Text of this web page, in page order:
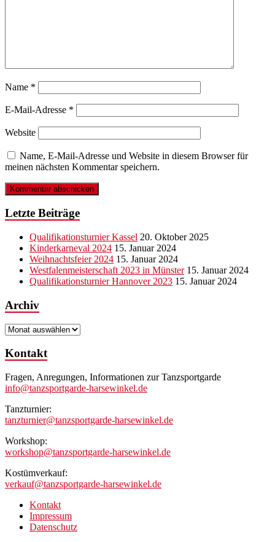
Name *
E-Mail-Adresse *
Website
Name, E-Mail-Adresse und Website in diesem Browser für
meinen nächsten Kommentar speichern.
Letzte Beiträge
Qualifikationsturnier Kassel 20. Oktober 2025
Kinderkarneval 2024 15. Januar 2024
Weihnachtsfeier 2024 15. Januar 2024
Westfalenmeisterschaft 2023 in Münster 15. Januar 2024
Qualifikationsturnier Hannover 2023 15. Januar 2024
Archiv
Archiv
Kontakt
Fragen, Anregungen, Informationen zur Tanzsportgarde
info@tanzsportgarde-harsewinkel.de
Tanzturnier:
tanzturnier@tanzsportgarde-harsewinkel.de
Workshop:
workshop@tanzsportgarde-harsewinkel.de
Kostümverkauf:
verkauf@tanzsportgarde-harsewinkel.de
Kontakt
Impressum
Datenschutz